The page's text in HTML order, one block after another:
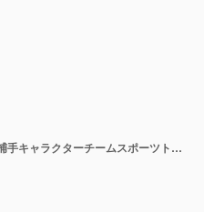
野球ゲームプロ選手打者投手捕手キャラクターチームスポーツトーナメント大会